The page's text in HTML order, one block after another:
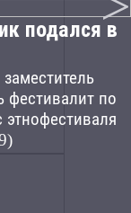
подался в
фестивалит по